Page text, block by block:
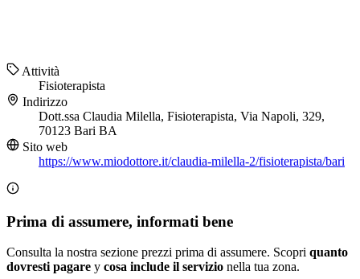
Attività
Fisioterapista
Indirizzo
Dott.ssa Claudia Milella, Fisioterapista, Via Napoli, 329,
70123 Bari BA
Sito web
https://www.miodottore.it/claudia-milella-2/fisioterapista/bari
Prima di assumere, informati bene
Consulta la nostra sezione prezzi prima di assumere. Scopri quanto
dovresti pagare y cosa include il servizio nella tua zona.